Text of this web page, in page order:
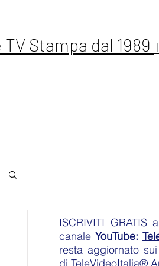
ISCRIVITI GRATIS
canale YouTube:
resta aggiornato
Stampa dal 1989